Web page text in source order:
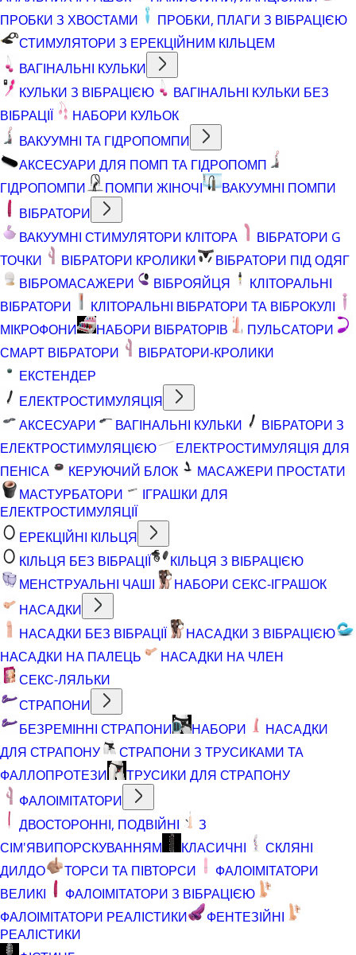
ПРОБКИ З ХВОСТАМИ
ПРОБКИ, ПЛАГИ З ВІБРАЦІЄЮ
СТИМУЛЯТОРИ З ЕРЕКЦІЙНИМ КІЛЬЦЕМ
ВАГІНАЛЬНІ КУЛЬКИ
КУЛЬКИ З ВІБРАЦІЄЮ
ВАГІНАЛЬНІ КУЛЬКИ БЕЗ
ВІБРАЦІЇ
НАБОРИ КУЛЬОК
ВАКУУМНІ ТА ГІДРОПОМПИ
АКСЕСУАРИ ДЛЯ ПОМП ТА ГІДРОПОМП
ГІДРОПОМПИ
ПОМПИ ЖІНОЧІ
ВАКУУМНІ ПОМПИ
ВІБРАТОРИ
ВАКУУМНІ СТИМУЛЯТОРИ КЛІТОРА
ВІБРАТОРИ G
ТОЧКИ
ВІБРАТОРИ КРОЛИКИ
ВІБРАТОРИ ПІД ОДЯГ
ВІБРОМАСАЖЕРИ
ВІБРОЯЙЦЯ
КЛІТОРАЛЬНІ
ВІБРАТОРИ
КЛІТОРАЛЬНІ ВІБРАТОРИ ТА ВІБРОКУЛІ
МІКРОФОНИ
НАБОРИ ВІБРАТОРІВ
ПУЛЬСАТОРИ
СМАРТ ВІБРАТОРИ
ВІБРАТОРИ-КРОЛИКИ
ЕКСТЕНДЕР
ЕЛЕКТРОСТИМУЛЯЦІЯ
АКСЕСУАРИ
ВАГІНАЛЬНІ КУЛЬКИ
ВІБРАТОРИ З
ЕЛЕКТРОСТИМУЛЯЦІЄЮ
ЕЛЕКТРОСТИМУЛЯЦІЯ ДЛЯ
ПЕНІСА
КЕРУЮЧИЙ БЛОК
МАСАЖЕРИ ПРОСТАТИ
МАСТУРБАТОРИ
ІГРАШКИ ДЛЯ
ЕЛЕКТРОСТИМУЛЯЦІЇ
ЕРЕКЦІЙНІ КІЛЬЦЯ
КІЛЬЦЯ БЕЗ ВІБРАЦІЇ
КІЛЬЦЯ З ВІБРАЦІЄЮ
МЕНСТРУАЛЬНІ ЧАШІ
НАБОРИ СЕКС-ІГРАШОК
НАСАДКИ
НАСАДКИ БЕЗ ВІБРАЦІЇ
НАСАДКИ З ВІБРАЦІЄЮ
НАСАДКИ НА ПАЛЕЦЬ
НАСАДКИ НА ЧЛЕН
СЕКС-ЛЯЛЬКИ
СТРАПОНИ
БЕЗРЕМІННІ СТРАПОНИ
НАБОРИ
НАСАДКИ
ДЛЯ СТРАПОНУ
СТРАПОНИ З ТРУСИКАМИ ТА
ФАЛЛОПРОТЕЗИ
ТРУСИКИ ДЛЯ СТРАПОНУ
ФАЛОІМІТАТОРИ
ДВОСТОРОННІ, ПОДВІЙНІ
З
СІМ'ЯВИПОРСКУВАННЯМ
КЛАСИЧНІ
СКЛЯНІ
ДИЛДО
ТОРСИ ТА ПІВТОРСИ
ФАЛОІМІТАТОРИ
ВЕЛИКІ
ФАЛОІМІТАТОРИ З ВІБРАЦІЄЮ
ФАЛОІМІТАТОРИ РЕАЛІСТИКИ
ФЕНТЕЗІЙНІ
РЕАЛІСТИКИ